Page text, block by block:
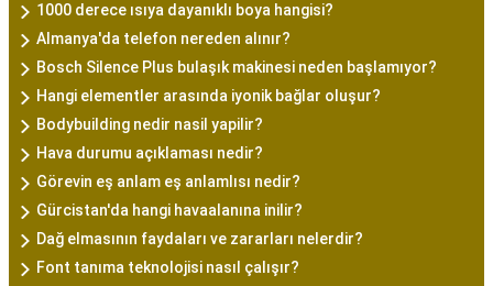
1000 derece ısıya dayanıklı boya hangisi?
Almanya'da telefon nereden alınır?
Bosch Silence Plus bulaşık makinesi neden başlamıyor?
Hangi elementler arasında iyonik bağlar oluşur?
Bodybuilding nedir nasil yapilir?
Hava durumu açıklaması nedir?
Görevin eş anlam eş anlamlısı nedir?
Gürcistan'da hangi havaalanına inilir?
Dağ elmasının faydaları ve zararları nelerdir?
Font tanıma teknolojisi nasıl çalışır?